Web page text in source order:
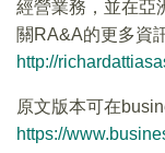
經營業務，並在亞
關RA&A的更多資
http://
原文版本可在
https://